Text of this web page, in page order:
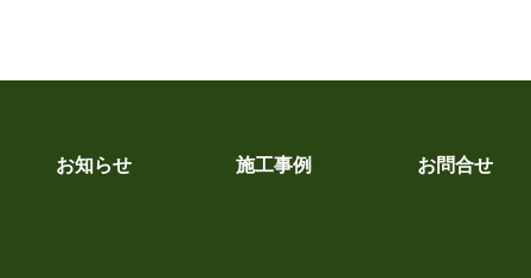
お知らせ 施工事例 お問合せ